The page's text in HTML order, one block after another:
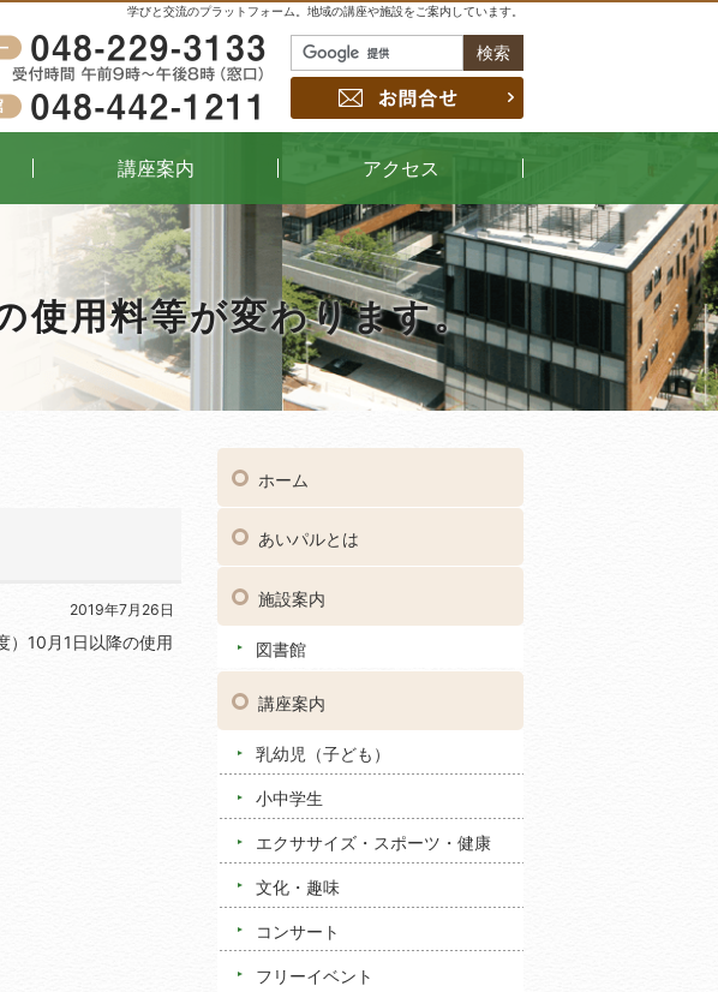
使用料等が変わります。
学びと交流のプラットフォーム。地域の講座や施設をご案内しています。
2019年7月26日
）10月1日以降の使用
ホーム
あいパルとは
施設案内
図書館
講座案内
乳幼児（子ども）
小中学生
エクササイズ・スポーツ・健康
文化・趣味
コンサート
フリーイベント
048-229-3133
8時（窓口）
048-442-1211
講座案内 アクセス